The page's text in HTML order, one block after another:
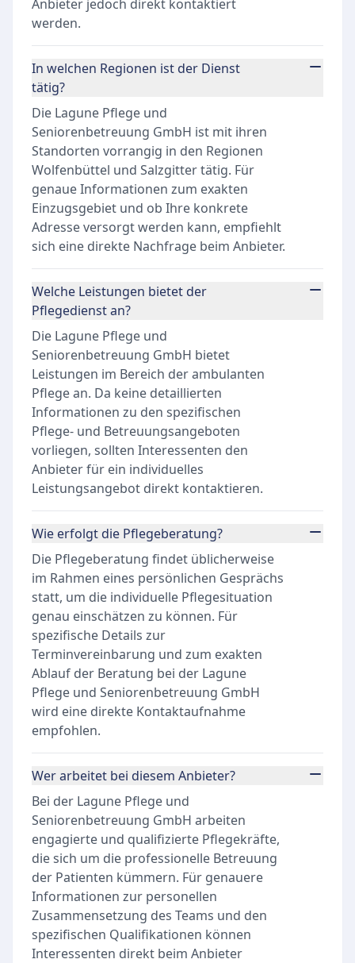
Anbieter jedoch direkt kontaktiert
werden.
In welchen Regionen ist der Dienst
tätig?
Die Lagune Pflege und
Seniorenbetreuung GmbH ist mit ihren
Standorten vorrangig in den Regionen
Wolfenbüttel und Salzgitter tätig. Für
genaue Informationen zum exakten
Einzugsgebiet und ob Ihre konkrete
Adresse versorgt werden kann, empfiehlt
sich eine direkte Nachfrage beim Anbieter.
Welche Leistungen bietet der
Pflegedienst an?
Die Lagune Pflege und
Seniorenbetreuung GmbH bietet
Leistungen im Bereich der ambulanten
Pflege an. Da keine detaillierten
Informationen zu den spezifischen
Pflege- und Betreuungsangeboten
vorliegen, sollten Interessenten den
Anbieter für ein individuelles
Leistungsangebot direkt kontaktieren.
Wie erfolgt die Pflegeberatung?
Die Pflegeberatung findet üblicherweise
im Rahmen eines persönlichen Gesprächs
statt, um die individuelle Pflegesituation
genau einschätzen zu können. Für
spezifische Details zur
Terminvereinbarung und zum exakten
Ablauf der Beratung bei der Lagune
Pflege und Seniorenbetreuung GmbH
wird eine direkte Kontaktaufnahme
empfohlen.
Wer arbeitet bei diesem Anbieter?
Bei der Lagune Pflege und
Seniorenbetreuung GmbH arbeiten
engagierte und qualifizierte Pflegekräfte,
die sich um die professionelle Betreuung
der Patienten kümmern. Für genauere
Informationen zur personellen
Zusammensetzung des Teams und den
spezifischen Qualifikationen können
Interessenten direkt beim Anbieter